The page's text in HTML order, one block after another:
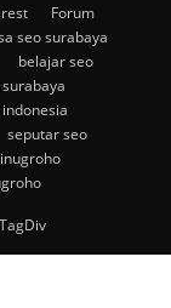
Forum
seo surabaya
belajar seo
seputar seo